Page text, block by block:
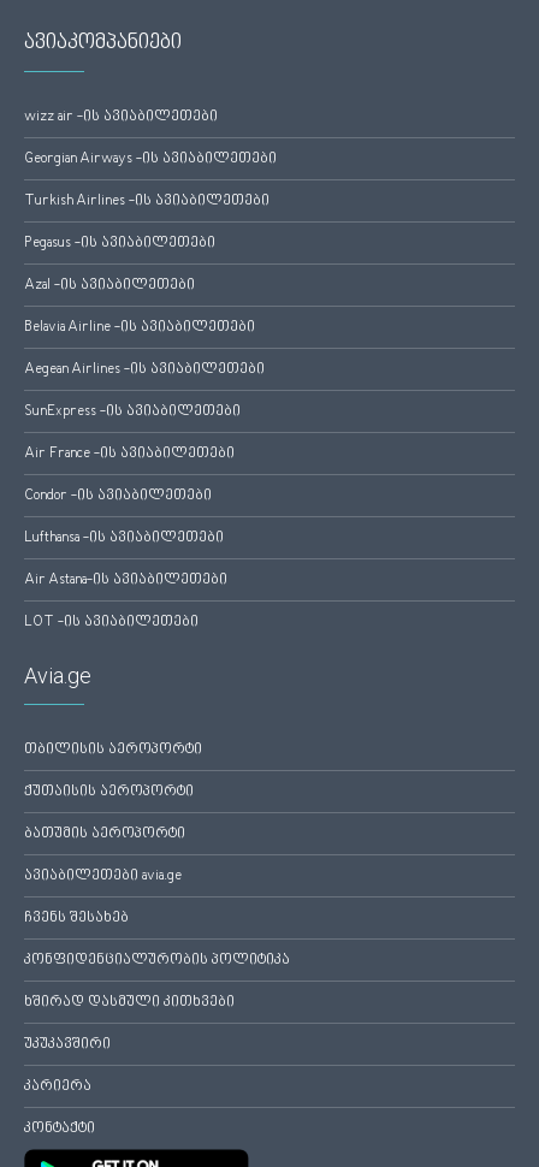
ავიაკომპანიები
wizz air -ის ავიაბილეთები
Georgian Airways -ის ავიაბილეთები
Turkish Airlines -ის ავიაბილეთები
Pegasus -ის ავიაბილეთები
Azal -ის ავიაბილეთები
Belavia Airline -ის ავიაბილეთები
Aegean Airlines -ის ავიაბილეთები
SunExpress -ის ავიაბილეთები
Air France -ის ავიაბილეთები
Condor -ის ავიაბილეთები
Lufthansa -ის ავიაბილეთები
Air Astana-ის ავიაბილეთები
LOT -ის ავიაბილეთები
Avia.ge
თბილისის აეროპორტი
ქუთაისის აეროპორტი
ბათუმის აეროპორტი
ავიაბილეთები avia.ge
ჩვენს შესახებ
კონფიდენციალურობის პოლიტიკა
ხშირად დასმული კითხვები
უკუკავშირი
კარიერა
კონტაქტი